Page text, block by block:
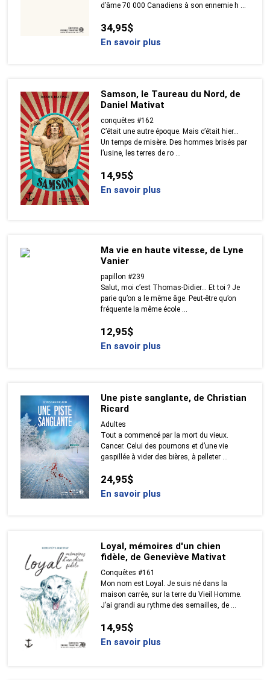
d’âme 70 000 Canadiens à son ennemie h ...
34,95$
En savoir plus
Samson, le Taureau du Nord, de
Daniel Mativat
conquêtes #162
C’était une autre époque. Mais c’était hier…
Un temps de misère. Des hommes brisés par
l’usine, les terres de ro ...
14,95$
En savoir plus
Ma vie en haute vitesse, de Lyne
Vanier
papillon #239
Salut, moi c’est Thomas-Didier… Et toi ? Je
parie qu’on a le même âge. Peut-être qu’on
fréquente la même école ...
12,95$
En savoir plus
Une piste sanglante, de Christian
Ricard
Adultes
Tout a commencé par la mort du vieux.
Cancer. Celui des poumons et d’une vie
gaspillée à vider des bières, à pelleter ...
24,95$
En savoir plus
Loyal, mémoires d'un chien
fidèle, de Geneviève Mativat
Conquêtes #161
Mon nom est Loyal. Je suis né dans la
maison carrée, sur la terre du Vieil Homme.
J’ai grandi au rythme des semailles, de ...
14,95$
En savoir plus